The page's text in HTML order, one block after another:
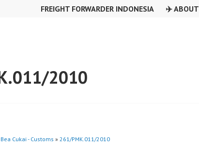
FREIGHT FORWARDER INDONESIA ✈️ ABOUT
2010
Bea Cukai - Customs » 261/PMK.011/2010